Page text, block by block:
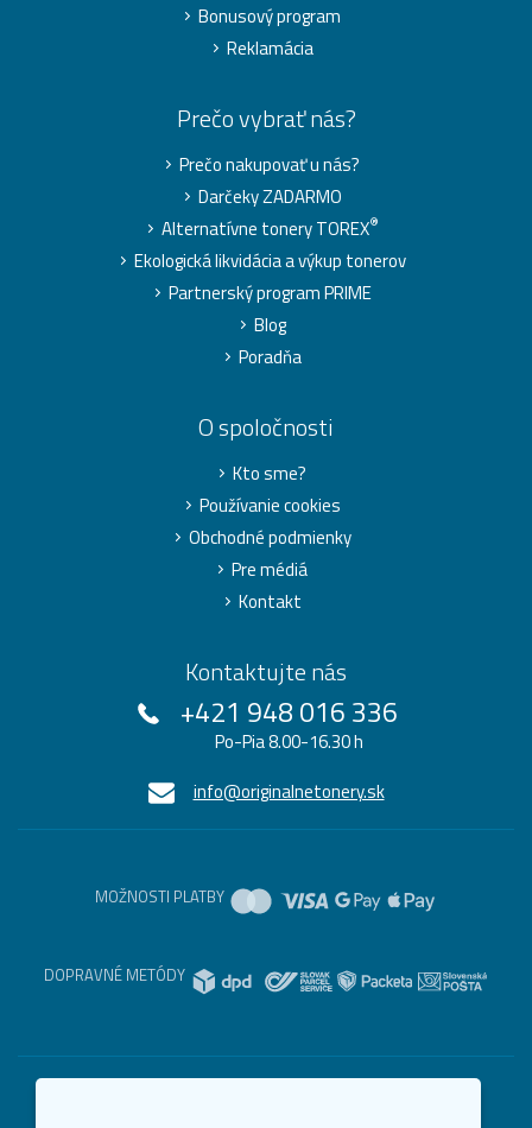
Bonusový program
Reklamácia
Prečo vybrať nás?
Prečo nakupovať u nás?
Darčeky ZADARMO
Alternatívne tonery TOREX®
Ekologická likvidácia a výkup tonerov
Partnerský program PRIME
Blog
Poradňa
O spoločnosti
Kto sme?
Používanie cookies
Obchodné podmienky
Pre médiá
Kontakt
Kontaktujte nás
+421 948 016 336
Po-Pia 8.00-16.30 h
info@originalnetonery.sk
MOŽNOSTI PLATBY
DOPRAVNÉ METÓDY